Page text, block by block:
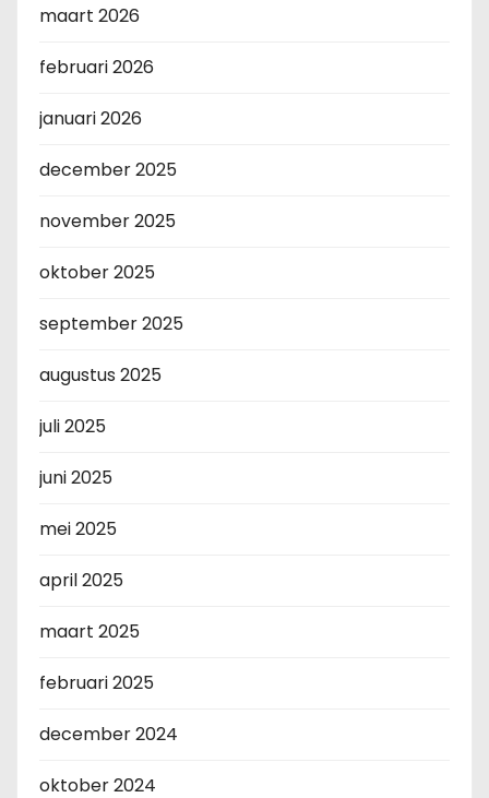
maart 2026
februari 2026
januari 2026
december 2025
november 2025
oktober 2025
september 2025
augustus 2025
juli 2025
juni 2025
mei 2025
april 2025
maart 2025
februari 2025
december 2024
oktober 2024